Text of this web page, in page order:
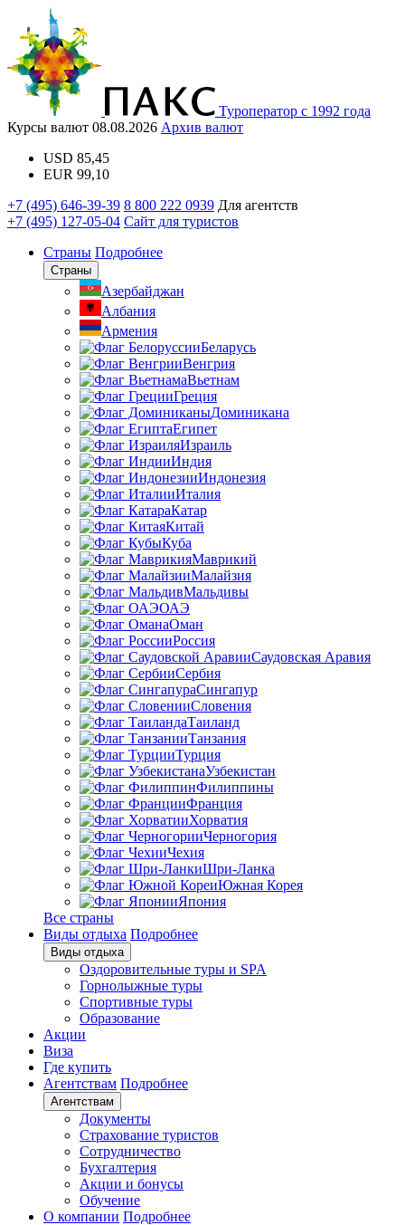
Туроператор с 1992 года
Курсы валют 08.08.2026 Архив валют
USD 85,45
EUR 99,10
+7 (495) 646-39-39 8 800 222 0939 Для агентств
+7 (495) 127-05-04 Сайт для туристов
Страны Подробнее
Страны
Азербайджан
Албания
Армения
Беларусь
Венгрия
Вьетнам
Греция
Доминикана
Египет
Израиль
Индия
Индонезия
Италия
Катар
Китай
Куба
Маврикий
Малайзия
Мальдивы
ОАЭ
Оман
Россия
Саудовская Аравия
Сербия
Сингапур
Словения
Таиланд
Танзания
Турция
Узбекистан
Филиппины
Франция
Хорватия
Черногория
Чехия
Шри-Ланка
Южная Корея
Япония
Все страны
Виды отдыха Подробнее
Виды отдыха
Оздоровительные туры и SPA
Горнолыжные туры
Спортивные туры
Образование
Акции
Виза
Где купить
Агентствам Подробнее
Агентствам
Документы
Страхование туристов
Сотрудничество
Бухгалтерия
Акции и бонусы
Обучение
О компании Подробнее